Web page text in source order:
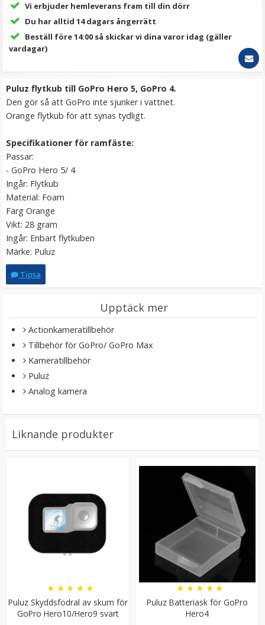
2st Skärmskydd för GoPro Max av härdat glas 9H
Puluz Skärmskydd 3-i-1 för Insta360 Ace Pro av
Blixtdiffusor för Canon 430EX III
Vi erbjuder hemleverans fram till din dörr
Du har alltid 14 dagars ångerrätt
Beställ före 14:00 så skickar vi dina varor idag (gäller
vardagar)
Puluz flytkub till GoPro Hero 5, GoPro 4.
Den gör så att GoPro inte sjunker i vattnet.
Orange flytkub för att synas tydligt.
Specifikationer för ramfäste:
Passar:
- GoPro Hero 5/ 4
Ingår: Flytkub
Material: Foam
Färg Orange
Vikt: 28 gram
Ingår: Enbart flytkuben
Märke: Puluz
Tipsa
Upptäck mer
Actionkameratillbehör
Tillbehör för GoPro/ GoPro Max
Kameratillbehör
Puluz
Analog kamera
Liknande produkter
Puluz Skyddsfodral av skum för
GoPro Hero10/Hero9 svart
★ ★ ★ ★ ★
Puluz Batteriask för GoPro
Hero4
★ ★ ★ ★ ★